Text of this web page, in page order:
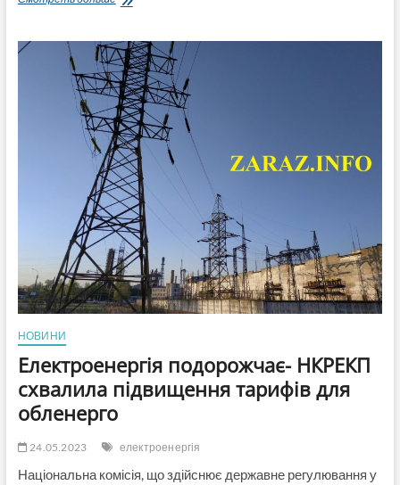
зростання
тарифів
на
світло
у
2023
році:
відповідь
Міненерго
НОВИНИ
Електроенергія подорожчає- НКРЕКП
схвалила підвищення тарифів для
обленерго
24.05.2023 електроенергія
Національна комісія, що здійснює державне регулювання у